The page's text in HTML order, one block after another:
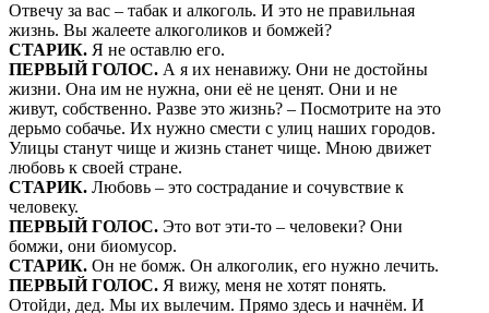
Отвечу за вас – табак и алкоголь. И это не правильная
жизнь. Вы жалеете алкоголиков и бомжей?
СТАРИК. Я не оставлю его.
ПЕРВЫЙ ГОЛОС. А я их ненавижу. Они не достойны
жизни. Она им не нужна, они её не ценят. Они и не
живут, собственно. Разве это жизнь? – Посмотрите на это
дерьмо собачье. Их нужно смести с улиц наших городов.
Улицы станут чище и жизнь станет чище. Мною движет
любовь к своей стране.
СТАРИК. Любовь – это сострадание и сочувствие к
человеку.
ПЕРВЫЙ ГОЛОС. Это вот эти-то – человеки? Они
бомжи, они биомусор.
СТАРИК. Он не бомж. Он алкоголик, его нужно лечить.
ПЕРВЫЙ ГОЛОС. Я вижу, меня не хотят понять.
Отойди, дед. Мы их вылечим. Прямо здесь и начнём. И